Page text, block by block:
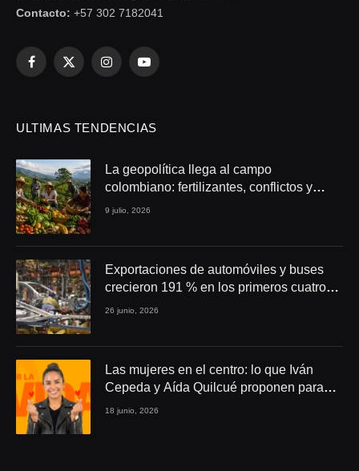
Contacto: +57 302 7182041
Facebook
X
InstagramYouTube
ULTIMAS TENDENCIAS
La geopolítica llega al campo
colombiano: fertilizantes, conflictos y
seguridad alimentaria
9 julio, 2026
Exportaciones de automóviles y buses
crecieron 191 % en los primeros cuatro
meses de 2026
26 junio, 2026
Las mujeres en el centro: lo que Iván
Cepeda y Aída Quilcué proponen para
Colombia
18 junio, 2026